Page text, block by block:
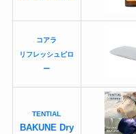
コアラ
リフレッシュピロ
ー
TENTIAL
BAKUNE Dry